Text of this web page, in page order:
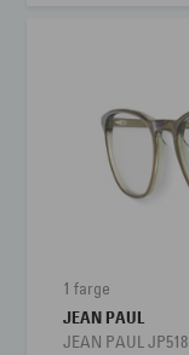
1 farge
JEAN PAUL
JEAN PAUL JP518